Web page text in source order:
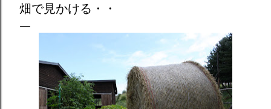
畑で見かける・・